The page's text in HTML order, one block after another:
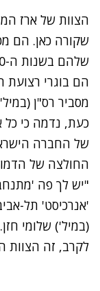
הצוות של ארז
שקורה כאן. הם
הם בוגרי רצועת
מסביר רס"ן
כעת, נדמה כי כל
של החברה
החולצה של
"יש לך פה
'אנרכיסט' תל-
(במיל') שלומי
לקרב, זה הצוות